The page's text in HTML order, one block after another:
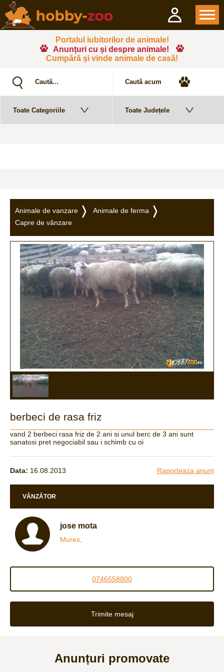
Portalul iubitorilor de animale!
Anunțuri cu și despre animale!
Cumpără și vinde animale de casă!
Animale de vanzare
Animale de ferma
Capre de vânzare
berbeci de rasa friz
vand 2 berbeci rasa friz de 2 ani si unul berc de 3 ani sunt
sanatosi pret negociabil sau i schimb cu oi
Data: 16.08.2013 Raporteaza anunț
VÂNZĂTOR
jose mota
Mures,
0746558800
Trimite mesaj
Anunțuri promovate